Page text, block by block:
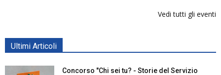
Vedi tutti gli eventi
Ultimi Articoli
Concorso "Chi sei tu? - Storie del Servizio